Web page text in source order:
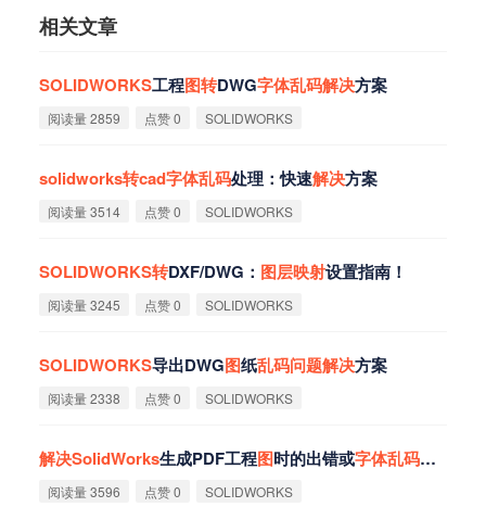
相关文章
SOLIDWORKS工程图转DWG字体乱码解决方案
阅读量 2859 点赞 0 SOLIDWORKS
solidworks转cad字体乱码处理：快速解决方案
阅读量 3514 点赞 0 SOLIDWORKS
SOLIDWORKS转DXF/DWG： 图层映射设置指南！
阅读量 3245 点赞 0 SOLIDWORKS
SOLIDWORKS导出DWG图纸乱码问题解决方案
阅读量 2338 点赞 0 SOLIDWORKS
解决SolidWorks生成PDF工程图时的出错或字体乱码问
阅读量 3596 点赞 0 SOLIDWORKS